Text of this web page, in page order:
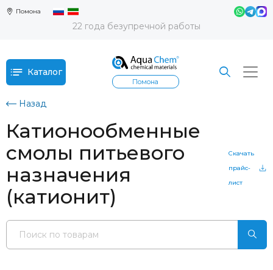
Помона
22 года безупречной работы
Каталог
Помона
Назад
Катионообменные
смолы питьевого
назначения
(катионит)
Скачать
прайс-
лист